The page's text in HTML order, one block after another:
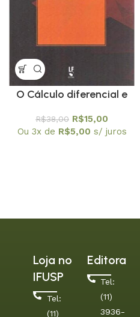
O Cálculo diferencial e
Leibniz
R$38,00 R$15,00
Ou 3x de R$5,00 s/ juros
Loja no
IFUSP
Tel:
(11)
Editora
Tel:
(11)
3936-